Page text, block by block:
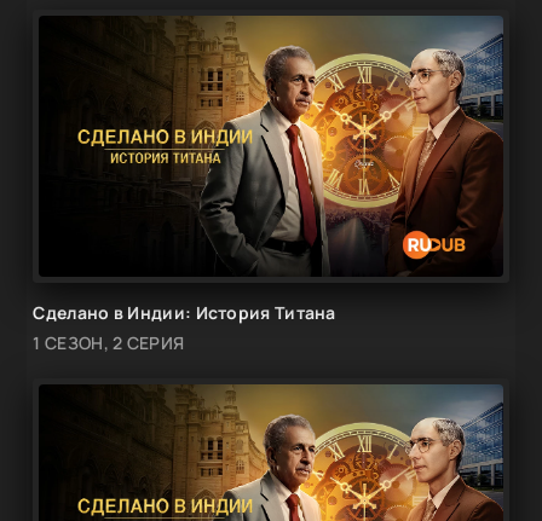
Сделано в Индии: История Титана
1 СЕЗОН, 2 СЕРИЯ